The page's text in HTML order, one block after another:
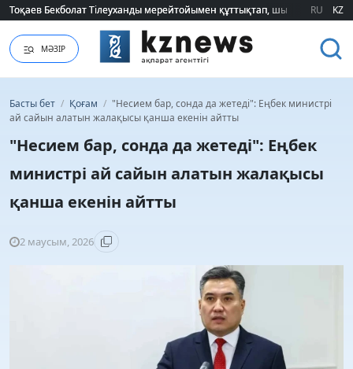
Тоқаев Бекболат Тілеуханды мерейтойымен құттықтап, шығармашылық
Тоқаев Бекболат Тілеуханды мерейтойымен құттықтап, шығармашылық
RU KZ
МӘЗІР
Басты бет / Қоғам / "Несием бар, сонда да жетеді": Еңбек министрі
ай сайын алатын жалақысы қанша екенін айтты
"Несием бар, сонда да жетеді": Еңбек
министрі ай сайын алатын жалақысы
қанша екенін айтты
2 маусым, 2026